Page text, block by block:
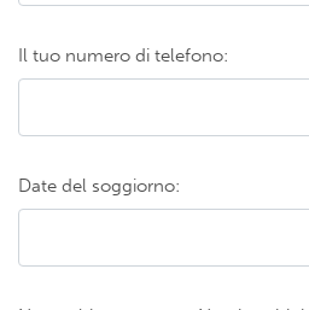
Il tuo numero di telefono:
Date del soggiorno: